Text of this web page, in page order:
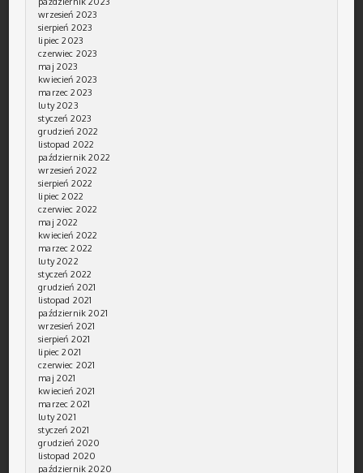
wrzesień 2023
sierpień 2023
lipiec 2023
czerwiec 2023
maj 2023
kwiecień 2023
marzec 2023
luty 2023
styczeń 2023
grudzień 2022
listopad 2022
październik 2022
wrzesień 2022
sierpień 2022
lipiec 2022
czerwiec 2022
maj 2022
kwiecień 2022
marzec 2022
luty 2022
styczeń 2022
grudzień 2021
listopad 2021
październik 2021
wrzesień 2021
sierpień 2021
lipiec 2021
czerwiec 2021
maj 2021
kwiecień 2021
marzec 2021
luty 2021
styczeń 2021
grudzień 2020
listopad 2020
październik 2020